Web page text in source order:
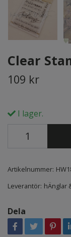
Clear
109 kr
I lager.
Artikelnummer:
Leverantör: hÄnglar
Dela